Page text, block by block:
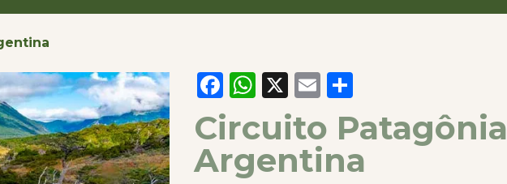
Facebook
WhatsApp
X Email
Circuito Patagônia
Argentina